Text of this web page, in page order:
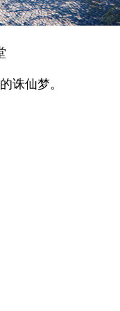
诛仙梦。